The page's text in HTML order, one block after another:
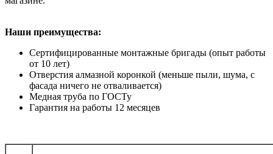
Наши преимущества:
Сертифицированные монтажные бригады (опыт работы
от 10 лет)
Отверстия алмазной коронкой (меньше пыли, шума, с
фасада ничего не отваливается)
Медная труба по ГОСТу
Гарантия на работы 12 месяцев